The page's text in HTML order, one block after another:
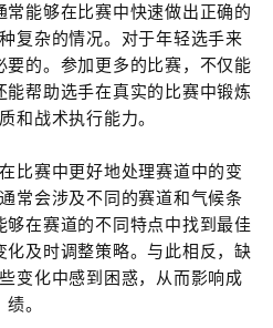
能够在比赛中快速做出正确的
复杂的情况。对于年轻选手来
的。参加更多的比赛，不仅能
帮助选手在真实的比赛中锻炼
和战术执行能力。
比赛中更好地处理赛道中的变
常会涉及不同的赛道和气候条
在赛道的不同特点中找到最佳
化及时调整策略。与此相反，缺
变化中感到困惑，从而影响成
绩。